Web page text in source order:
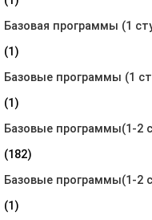
Базовая программы (1
(1)
Базовые программы (1
(1)
Базовые программы(1-2
(182)
Базовые программы(1-2
(1)